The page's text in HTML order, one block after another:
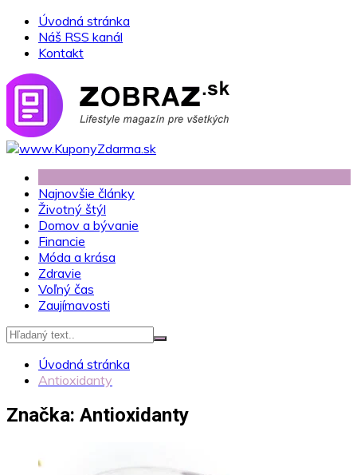
Skip
content
Úvodná stránka
Náš RSS kanál
Kontakt
Najnovšie články
Životný štýl
Domov a bývanie
Financie
Móda a krása
Zdravie
Voľný čas
Zaujímavosti
Úvodná stránka
Antioxidanty
Značka: Antioxidanty